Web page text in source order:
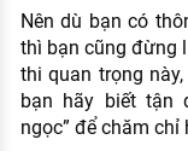
Nên dù bạn có
thì bạn cũng đừng
thi quan trọng
bạn hãy biết tận
ngọc” để chăm chỉ